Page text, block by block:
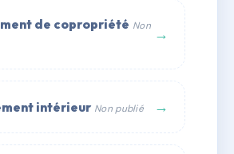
de copropriété Non →
intérieur Non publié →